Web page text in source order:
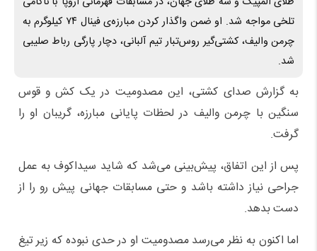
تلخی مواجه شد. او ضمن واگذار کردن مبارزه‌ی فینال ۷۴ کیلوگرم به
چرمن والیف، کشتی‌گیر روس‌تبار تیم آلبانی، دچار پارگی رباط صلیبی
شد.
به گزارش صدای کشتی، این مصدومیت در یک کش و قوس
سنگین با چرمن والیف در لحظات پایانی مبارزه، گریبان او را
گرفت.
پس از این اتفاق، پیش‌بینی می‌شد که شاید سیداکوف به عمل
جراحی نیاز داشته باشد و حتی مسابقات جهانی پیش رو را از
دست بدهد.
اما اکنون به نظر می‌رسد مصدومیت او در حدی نبوده که زیر تیغ